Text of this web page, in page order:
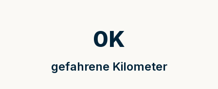
gefahrene Kilometer
0K